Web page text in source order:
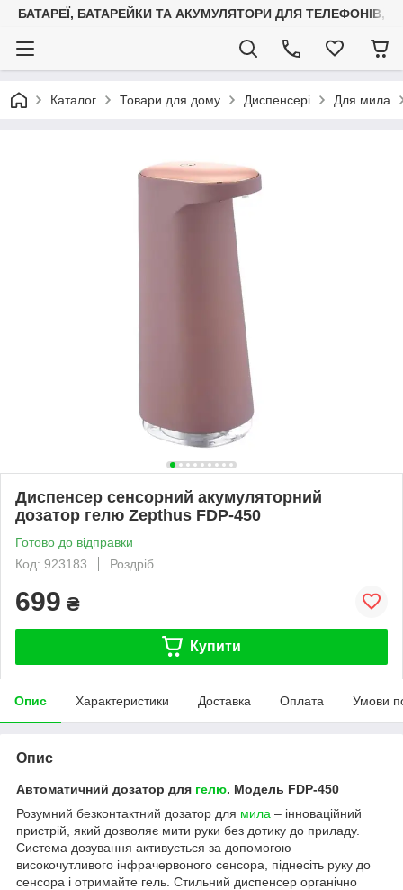
БАТАРЕЇ, БАТАРЕЙКИ ТА АКУМУЛЯТОРИ ДЛЯ ТЕЛЕФОНІВ,
Каталог Товари для дому Диспенсері Для мила
Диспенсер сенсорний акумуляторний
дозатор гелю Zepthus FDP-450
Готово до відправки
Код: 923183
Роздріб
699 ₴
Купити
Опис Характеристики Доставка Оплата Умови
Опис
Автоматичний дозатор для гелю. Модель FDP-450
Розумний безконтактний дозатор для мила – інноваційний
пристрій, який дозволяє мити руки без дотику до приладу.
Система дозування активується за допомогою
високочутливого інфрачервоного сенсора, піднесіть руку до
сенсора і отримайте гель. Стильний диспенсер органічно